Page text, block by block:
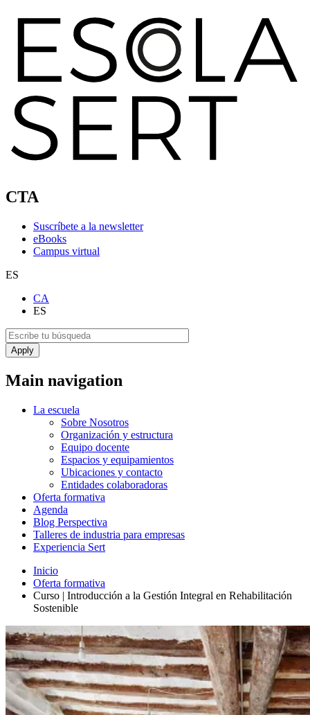
CTA
Suscríbete a la newsletter
eBooks
Campus virtual
ES
CA
ES
Main navigation
La escuela
Sobre Nosotros
Organización y estructura
Equipo docente
Espacios y equipamientos
Ubicaciones y contacto
Entidades colaboradoras
Oferta formativa
Agenda
Blog Perspectiva
Talleres de industria para empresas
Experiencia Sert
Inicio
Oferta formativa
Curso | Introducción a la Gestión Integral en Rehabilitación
Sostenible